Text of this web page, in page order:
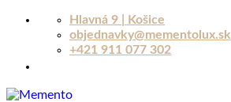
Skip
Hlavná 9 | Košice
objednavky@mementolux.sk
+421 911 077 302